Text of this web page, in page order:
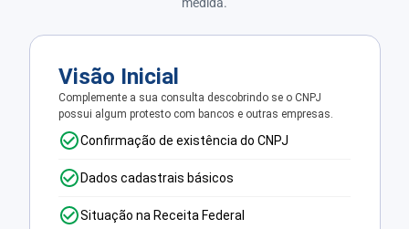
Visão Inicial
Complemente a sua consulta descobrindo se o CNPJ
possui algum protesto com bancos e outras empresas.
Confirmação de existência do CNPJ
Dados cadastrais básicos
Situação na Receita Federal